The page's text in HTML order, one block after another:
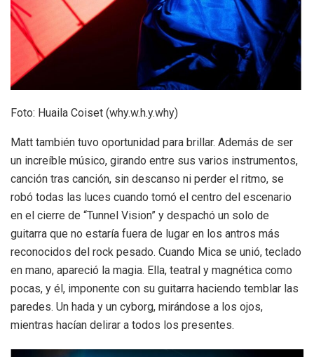
Foto: Huaila Coiset (why.w.h.y.why)
Matt también tuvo oportunidad para brillar. Además de ser
un increíble músico, girando entre sus varios instrumentos,
canción tras canción, sin descanso ni perder el ritmo, se
robó todas las luces cuando tomó el centro del escenario
en el cierre de “Tunnel Vision” y despachó un solo de
guitarra que no estaría fuera de lugar en los antros más
reconocidos del rock pesado. Cuando Mica se unió, teclado
en mano, apareció la magia. Ella, teatral y magnética como
pocas, y él, imponente con su guitarra haciendo temblar las
paredes. Un hada y un cyborg, mirándose a los ojos,
mientras hacían delirar a todos los presentes.